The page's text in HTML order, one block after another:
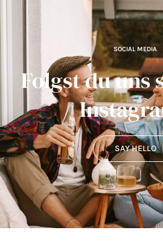
SOCIAL MEDIA
Folgst du uns
SAY HELLO